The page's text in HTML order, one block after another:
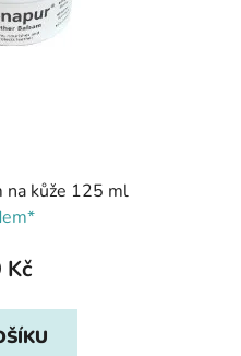
na kůže 125 ml
Kč